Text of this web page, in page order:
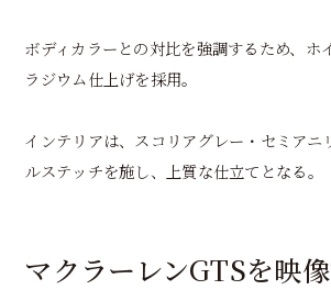
ボディカラーとの対比を強調するため、ホ
ラジウム仕上げを採用。
インテリアは、スコリアグレー・セミアニ
ルステッチを施し、上質な仕立てとなる。
マクラーレンGTSを映